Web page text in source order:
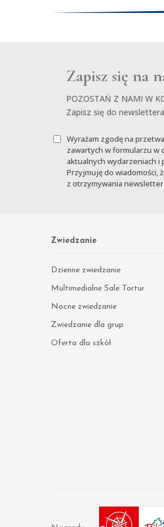
Zapisz się na
POZOSTAŃ Z NAMI W
Zapisz się do
Wyrażam zgodę na
zawartych w formularzu w
aktualnych wydarzeniach i
Przyjmuję do wiadomości,
z otrzymywania
Zwiedzanie
Dzienne zwiedzanie
Multimedialne Sale Tortur
Nocne zwiedzanie
Zwiedzanie dla grup
Oferta dla szkół